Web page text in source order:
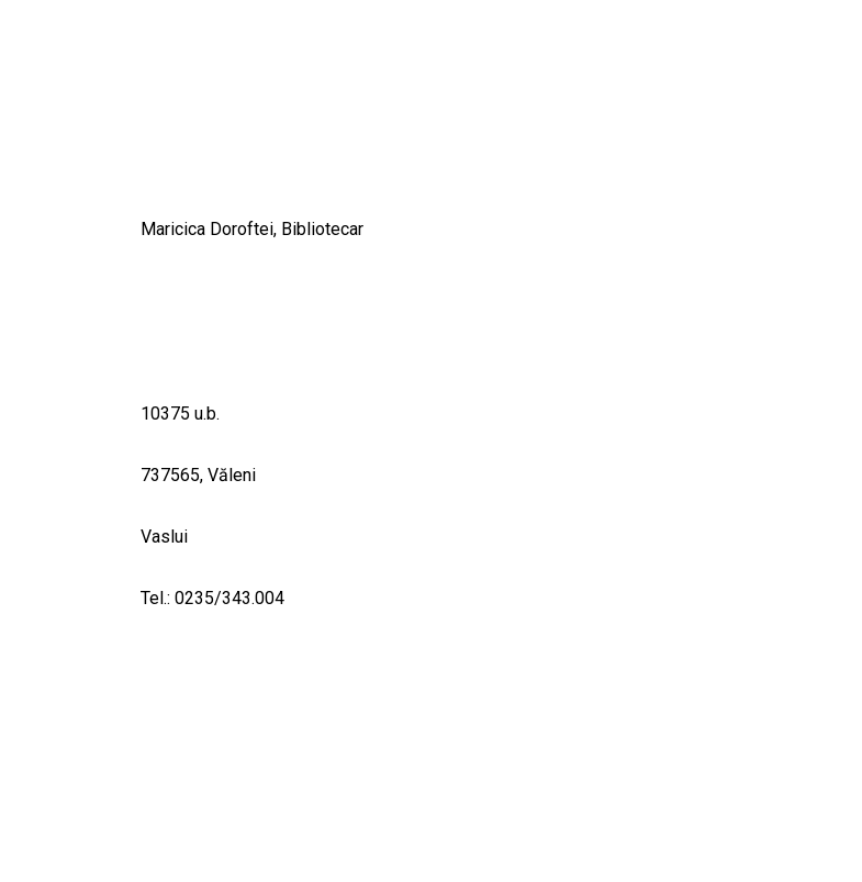
Maricica Doroftei, Bibliotecar
10375 u.b.
737565, Văleni
Vaslui
Tel.: 0235/343.004